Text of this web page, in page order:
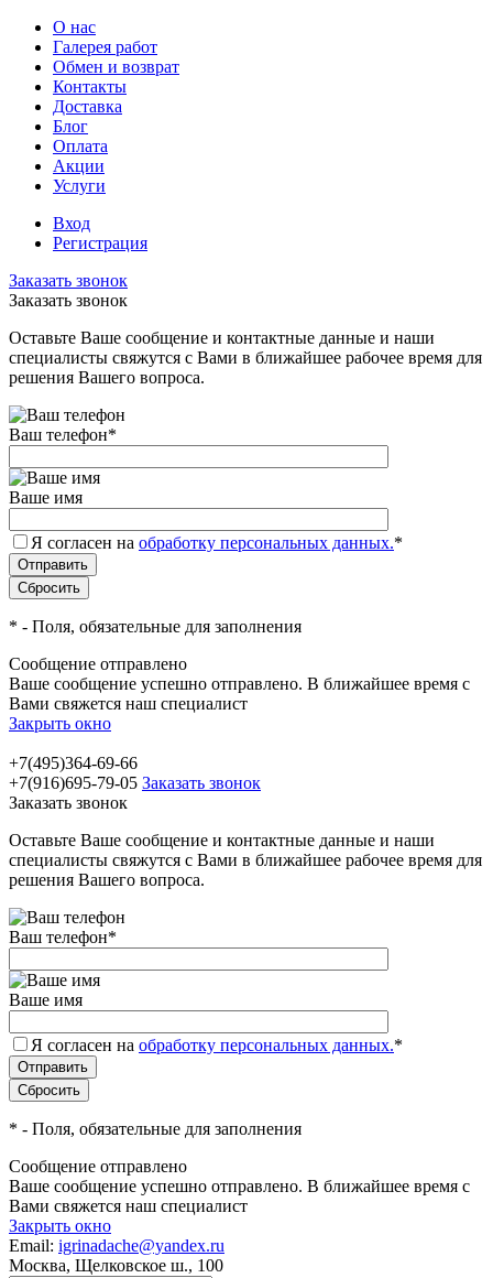
О нас
Галерея работ
Обмен и возврат
Контакты
Доставка
Блог
Оплата
Акции
Услуги
Вход
Регистрация
Заказать звонок
Заказать звонок
Оставьте Ваше сообщение и контактные данные и наши
специалисты свяжутся с Вами в ближайшее рабочее время для
решения Вашего вопроса.
Ваш телефон*
Ваше имя
Я согласен на обработку персональных данных.*
* - Поля, обязательные для заполнения
Сообщение отправлено
Ваше сообщение успешно отправлено. В ближайшее время с
Вами свяжется наш специалист
Закрыть окно
+7(495)364-69-66
+7(916)695-79-05 Заказать звонок
Заказать звонок
Оставьте Ваше сообщение и контактные данные и наши
специалисты свяжутся с Вами в ближайшее рабочее время для
решения Вашего вопроса.
Ваш телефон*
Ваше имя
Я согласен на обработку персональных данных.*
* - Поля, обязательные для заполнения
Сообщение отправлено
Ваше сообщение успешно отправлено. В ближайшее время с
Вами свяжется наш специалист
Закрыть окно
Email: igrinadache@yandex.ru
Москва, Щелковское ш., 100